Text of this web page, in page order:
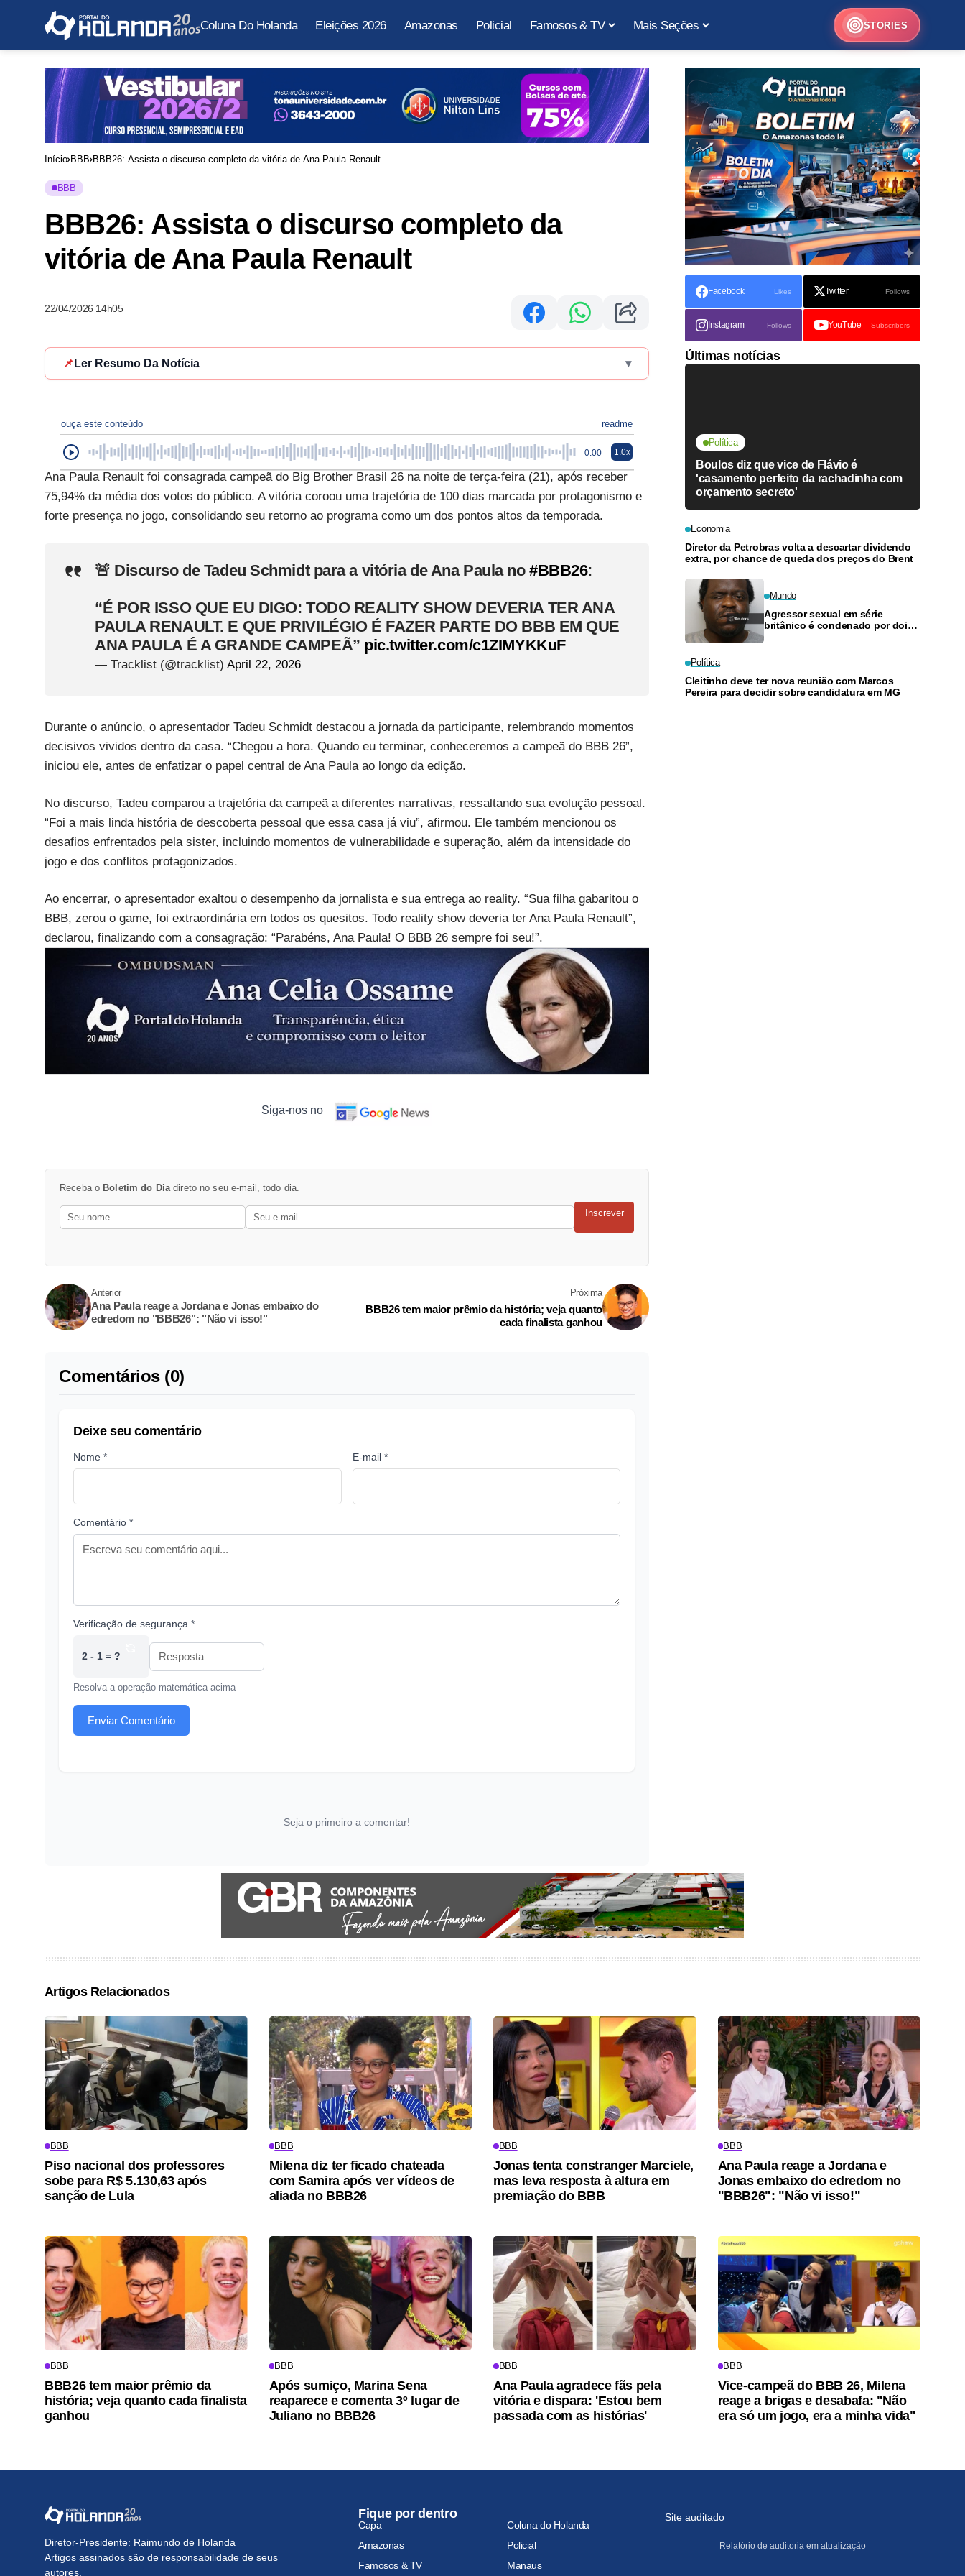
Coluna Do Holanda Eleições 2026 Amazonas Policial Famosos & TV Mais Seções STORIES
Início BBB BBB26: Assista o discurso completo da vitória de Ana Paula Renault
BBB
BBB26: Assista o discurso completo da
vitória de Ana Paula Renault
22/04/2026 14h05
📌 Ler Resumo Da Notícia ▾
ouça este conteúdo readme
0:00 1.0x
Ana Paula Renault foi consagrada campeã do Big Brother Brasil 26 na noite de terça-feira (21), após receber
75,94% da média dos votos do público. A vitória coroou uma trajetória de 100 dias marcada por protagonismo e
forte presença no jogo, consolidando seu retorno ao programa como um dos pontos altos da temporada.
🚨 Discurso de Tadeu Schmidt para a vitória de Ana Paula no#BBB26:
“É POR ISSO QUE EU DIGO: TODO REALITY SHOW DEVERIA TER ANA
PAULA RENAULT. E QUE PRIVILÉGIO É FAZER PARTE DO BBB EM QUE
ANA PAULA É A GRANDE CAMPEÃ” pic.twitter.com/c1ZIMYKKuF
— Tracklist (@tracklist) April 22, 2026
Durante o anúncio, o apresentador Tadeu Schmidt destacou a jornada da participante, relembrando momentos
decisivos vividos dentro da casa. “Chegou a hora. Quando eu terminar, conheceremos a campeã do BBB 26”,
iniciou ele, antes de enfatizar o papel central de Ana Paula ao longo da edição.
No discurso, Tadeu comparou a trajetória da campeã a diferentes narrativas, ressaltando sua evolução pessoal.
“Foi a mais linda história de descoberta pessoal que essa casa já viu”, afirmou. Ele também mencionou os
desafios enfrentados pela sister, incluindo momentos de vulnerabilidade e superação, além da intensidade do
jogo e dos conflitos protagonizados.
Ao encerrar, o apresentador exaltou o desempenho da jornalista e sua entrega ao reality. “Sua filha gabaritou o
BBB, zerou o game, foi extraordinária em todos os quesitos. Todo reality show deveria ter Ana Paula Renault”,
declarou, finalizando com a consagração: “Parabéns, Ana Paula! O BBB 26 sempre foi seu!”.
Siga-nos no
Receba o Boletim do Diadireto no seu e-mail, todo dia.
Inscrever
Anterior
Ana Paula reage a Jordana e Jonas embaixo do
edredom no "BBB26": "Não vi isso!"
Próxima
BBB26 tem maior prêmio da história; veja quanto
cada finalista ganhou
Comentários (0)
Deixe seu comentário
Nome * E-mail *
Comentário *
Verificação de segurança *
2 - 1 = ?
Resolva a operação matemática acima
Enviar Comentário
Seja o primeiro a comentar!
Facebook Likes Twitter Follows
Instagram Follows YouTube Subscribers
Últimas notícias
Política
Boulos diz que vice de Flávio é
'casamento perfeito da rachadinha com
orçamento secreto'
Economia
Diretor da Petrobras volta a descartar dividendo
extra, por chance de queda dos preços do Brent
Mundo
Agressor sexual em série
britânico é condenado por dois
Política
Cleitinho deve ter nova reunião com Marcos
Pereira para decidir sobre candidatura em MG
Artigos Relacionados
BBB
Piso nacional dos professores
sobe para R$ 5.130,63 após
sanção de Lula
BBB
Milena diz ter ficado chateada
com Samira após ver vídeos de
aliada no BBB26
BBB
Jonas tenta constranger Marciele,
mas leva resposta à altura em
premiação do BBB
BBB
Ana Paula reage a Jordana e
Jonas embaixo do edredom no
"BBB26": "Não vi isso!"
BBB
BBB26 tem maior prêmio da
história; veja quanto cada finalista
ganhou
BBB
Após sumiço, Marina Sena
reaparece e comenta 3º lugar de
Juliano no BBB26
BBB
Ana Paula agradece fãs pela
vitória e dispara: 'Estou bem
passada com as histórias'
BBB
Vice-campeã do BBB 26, Milena
reage a brigas e desabafa: "Não
era só um jogo, era a minha vida"
Diretor-Presidente: Raimundo de Holanda
Artigos assinados são de responsabilidade de seus
autores.
Fique por dentro
Capa
Coluna do Holanda
Amazonas
Policial
Famosos & TV
Manaus
Site auditado
Relatório de auditoria em atualização